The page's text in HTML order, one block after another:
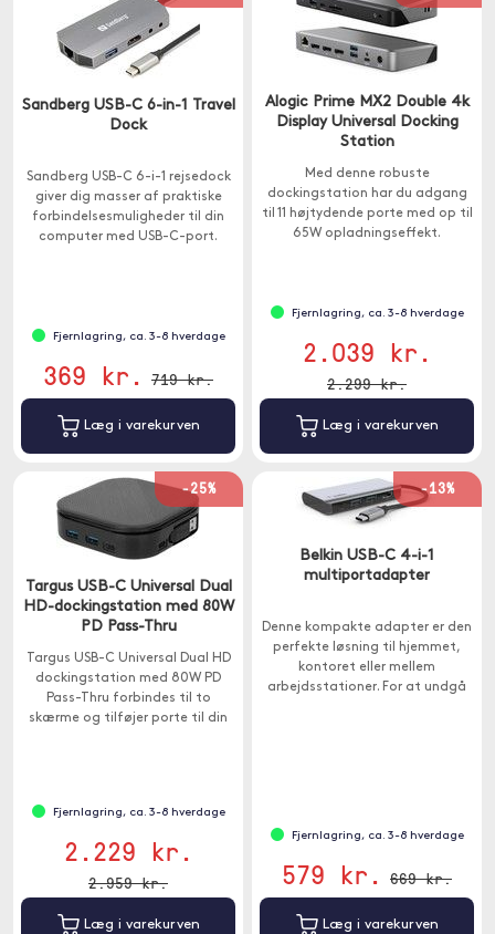
Sandberg USB-C 6-in-1 Travel
Dock
Sandberg USB-C 6-i-1 rejsedock
giver dig masser af praktiske
forbindelsesmuligheder til din
computer med USB-C-port.
Fjernlagring, ca. 3-8 hverdage
369 kr. 719 kr.
Læg i varekurven
Alogic Prime MX2 Double 4k
Display Universal Docking
Station
Med denne robuste
dockingstation har du adgang
til 11 højtydende porte med op til
65W opladningseffekt.
Fjernlagring, ca. 3-8 hverdage
2.039 kr.
2.299 kr.
Læg i varekurven
-25%
Targus USB-C Universal Dual
HD-dockingstation med 80W
PD Pass-Thru
Targus USB-C Universal Dual HD
dockingstation med 80W PD
Pass-Thru forbindes til to
skærme og tilføjer porte til din
Fjernlagring, ca. 3-8 hverdage
2.229 kr.
2.959 kr.
Læg i varekurven
-13%
Belkin USB-C 4-i-1
multiportadapter
Denne kompakte adapter er den
perfekte løsning til hjemmet,
kontoret eller mellem
arbejdsstationer. For at undgå
Fjernlagring, ca. 3-8 hverdage
579 kr. 669 kr.
Læg i varekurven